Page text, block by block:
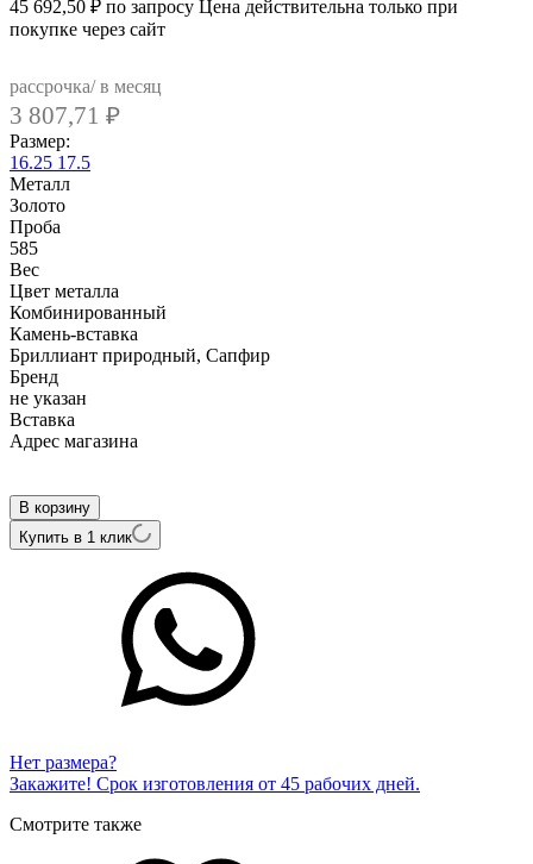
45 692,50 ₽ по запросу Цена действительна только при
покупке через сайт
рассрочка/ в месяц
3 807,71 ₽
Размер:
16.25 17.5
Металл
Золото
Проба
585
Вес
Цвет металла
Комбинированный
Камень-вставка
Бриллиант природный, Сапфир
Бренд
не указан
Вcтавка
Адрес магазина
В корзину
Купить в 1 клик
Нет размера?
Закажите! Срок изготовления от 45 рабочих дней.
Смотрите также